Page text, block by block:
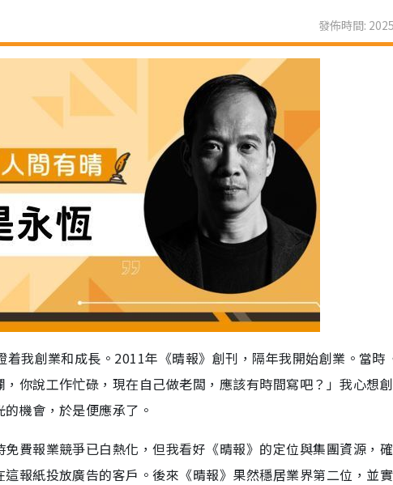
發佈時間:
我創業和成長。2011年《晴報》創刊，隔年我開始創業。當時
你說工作忙碌，現在自己做老闆，應該有時間寫吧？」我心想
機會，於是便應承了。
費報業競爭已白熱化，但我看好《晴報》的定位與集團資源，
報紙投放廣告的客戶。後來《晴報》果然穩居業界第二位，並